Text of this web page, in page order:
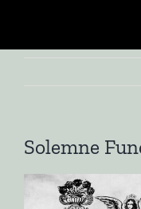
contenido
Solemne